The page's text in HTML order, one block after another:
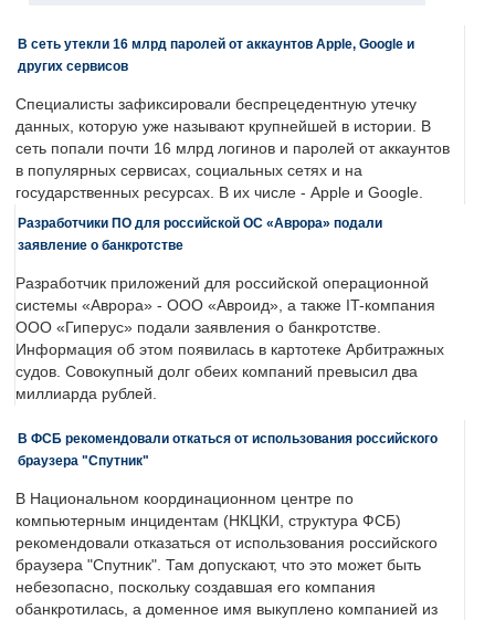
В сеть утекли 16 млрд паролей от аккаунтов Apple, Google и
других сервисов
Специалисты зафиксировали беспрецедентную утечку
данных, которую уже называют крупнейшей в истории. В
сеть попали почти 16 млрд логинов и паролей от аккаунтов
в популярных сервисах, социальных сетях и на
государственных ресурсах. В их числе - Apple и Google.
Разработчики ПО для российской ОС «Аврора» подали
заявление о банкротстве
Разработчик приложений для российской операционной
системы «Аврора» - ООО «Авроид», а также IT-компания
ООО «Гиперус» подали заявления о банкротстве.
Информация об этом появилась в картотеке Арбитражных
судов. Совокупный долг обеих компаний превысил два
миллиарда рублей.
В ФСБ рекомендовали откаться от использования российского
браузера "Спутник"
В Национальном координационном центре по
компьютерным инцидентам (НКЦКИ, структура ФСБ)
рекомендовали отказаться от использования российского
браузера "Спутник". Там допускают, что это может быть
небезопасно, поскольку создавшая его компания
обанкротилась, а доменное имя выкуплено компанией из